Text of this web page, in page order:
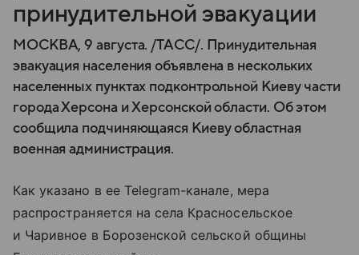
принудительной эвакуации
МОСКВА, 9 августа. /ТАСС/. Принудительная
эвакуация населения объявлена в нескольких
населенных пунктах подконтрольной Киеву части
города Херсона и Херсонской области. Об этом
сообщила подчиняющаяся Киеву областная
военная администрация.
Как указано в ее Telegram-канале, мера
распространяется на села Красносельское
и Чаривное в Борозенской сельской общины